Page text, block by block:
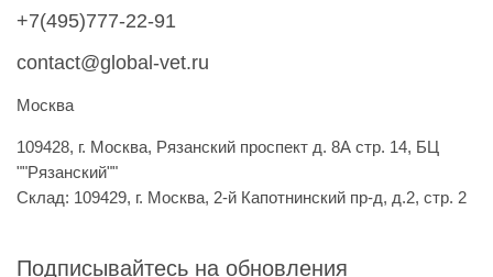
+7(495)777-22-91
contact@global-vet.ru
Москва
109428, г. Москва, Рязанский проспект д. 8А стр. 14, БЦ
""Рязанский""
Склад: 109429, г. Москва, 2-й Капотнинский пр-д, д.2, стр. 2
Подписывайтесь на обновления